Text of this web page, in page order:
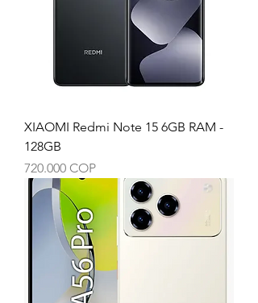
XIAOMI Redmi Note 15 6GB RAM -
128GB
Precio
720.000 COP